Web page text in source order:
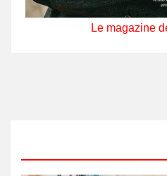
Le magazine